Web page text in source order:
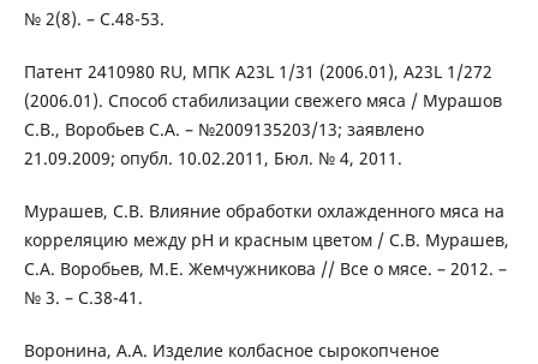
№ 2(8). – С.48-53.
Патент 2410980 RU, МПК A23L 1/31 (2006.01), A23L 1/272
(2006.01). Способ стабилизации свежего мяса / Мурашов
С.В., Воробьев С.А. – №2009135203/13; заявлено
21.09.2009; опубл. 10.02.2011, Бюл. № 4, 2011.
Мурашев, С.В. Влияние обработки охлажденного мяса на
корреляцию между рН и красным цветом / С.В. Мурашев,
С.А. Воробьев, М.Е. Жемчужникова // Все о мясе. – 2012. –
№ 3. – С.38-41.
Воронина, А.А. Изделие колбасное сырокопченое